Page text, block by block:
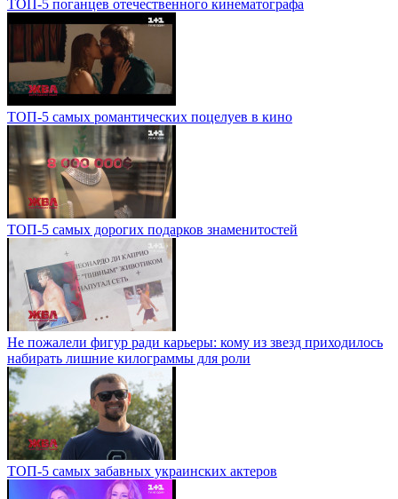
ТОП-5 поганцев отечественного кинематографа
ТОП-5 самых романтических поцелуев в кино
ТОП-5 самых дорогих подарков знаменитостей
Не пожалели фигур ради карьеры: кому из звезд приходилось
набирать лишние килограммы для роли
ТОП-5 самых забавных украинских актеров